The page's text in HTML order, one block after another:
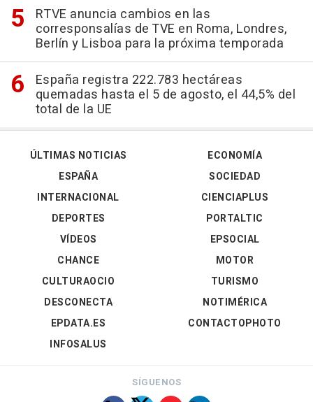
RTVE anuncia cambios en las
corresponsalías de TVE en Roma, Londres,
Berlín y Lisboa para la próxima temporada
España registra 222.783 hectáreas
quemadas hasta el 5 de agosto, el 44,5% del
total de la UE
ÚLTIMAS NOTICIAS
ESPAÑA
INTERNACIONAL
DEPORTES
VÍDEOS
ECONOMÍA
SOCIEDAD
CIENCIAPLUS
PORTALTIC
EPSOCIAL
CHANCE
CULTURAOCIO
DESCONECTA
EPDATA.ES
INFOSALUS
MOTOR
TURISMO
NOTIMÉRICA
CONTACTOPHOTO
SÍGUENOS